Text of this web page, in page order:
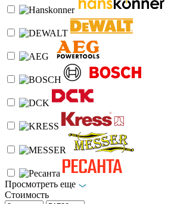
Просмотреть еще
Стоимость